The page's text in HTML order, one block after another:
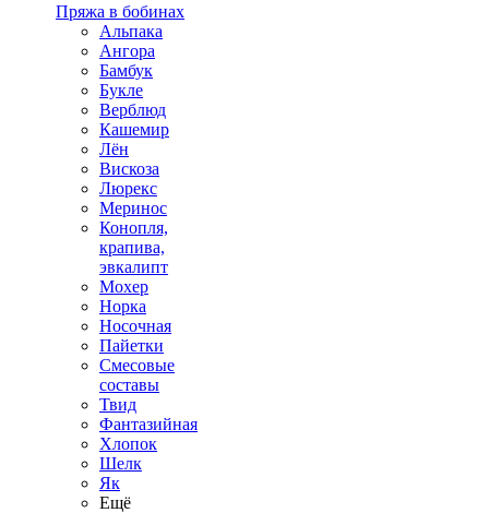
Пряжа в бобинах
Альпака
Ангора
Бамбук
Букле
Верблюд
Кашемир
Лён
Вискоза
Люрекс
Меринос
Конопля,
крапива,
эвкалипт
Мохер
Норка
Носочная
Пайетки
Смесовые
составы
Твид
Фантазийная
Хлопок
Шелк
Як
Ещё